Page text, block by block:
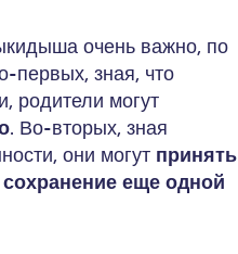
очень важно, по
первых, зная, что
родители могут
. Во-вторых, зная
они могут принять
еще одной